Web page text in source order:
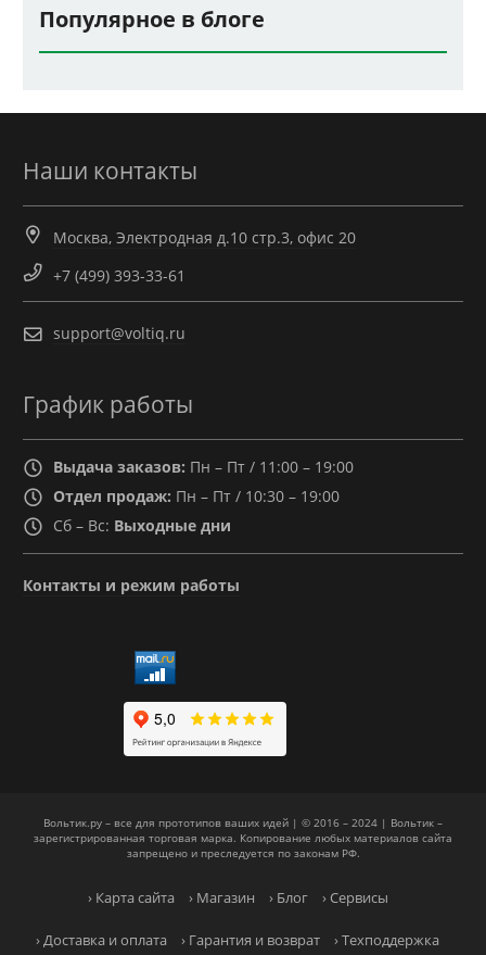
Популярное в блоге
Наши контакты
Москва, Электродная д.10 стр.3, офис 20
+7 (499) 393-33-61
support@voltiq.ru
График работы
Выдача заказов: Пн – Пт / 11:00 – 19:00
Отдел продаж: Пн – Пт / 10:30 – 19:00
Сб – Вс: Выходные дни
Контакты и режим работы
Вольтик.ру – все для прототипов ваших идей | © 2016 – 2024 | Вольтик –
зарегистрированная торговая марка. Копирование любых материалов сайта
запрещено и преследуется по законам РФ.
› Карта сайта › Магазин › Блог › Сервисы
› Доставка и оплата › Гарантия и возврат › Техподдержка